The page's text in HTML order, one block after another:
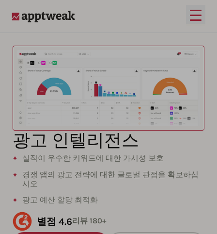
메인
광고 인텔리전스
실적이 우수한 키워드에 대한 가시성 보호
경쟁 앱의 광고 전략에 대한 글로벌 관점을 확보하십
시오
광고 예산 할당 최적화
별점 4.6리뷰 180+